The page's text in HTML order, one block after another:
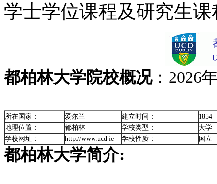
学士学位课程及研究生课
都柏林大学院校概况： 2026
所在国家： 爱尔兰 建立时间：
1854
地理位置：
都柏林 学校类型：
大学
学校网址：
http://www.ucd.ie 学校性质： 国立
都柏林大学简介: